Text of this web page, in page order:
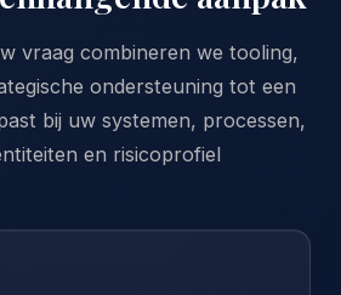
vraag combineren we tooling,
ondersteuning tot een
bij uw systemen, processen,
en risicoprofiel